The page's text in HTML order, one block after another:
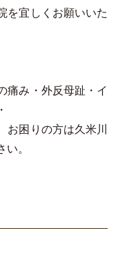
を宜しくお願いいた
痛み・外反母趾・イ
お困りの方は久米川
。